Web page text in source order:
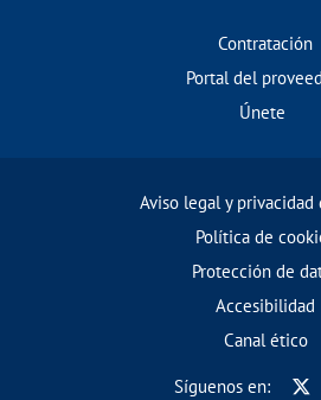
Contratación
Portal del
Únete
Aviso legal y privacidad
Política de
Protección de
Accesibilidad
Canal ético
Síguenos en: